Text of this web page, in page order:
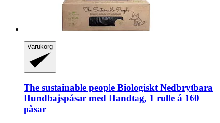
Varukorg
The sustainable people Biologiskt Nedbrytbara
Hundbajspåsar med Handtag, 1 rulle á 160
påsar